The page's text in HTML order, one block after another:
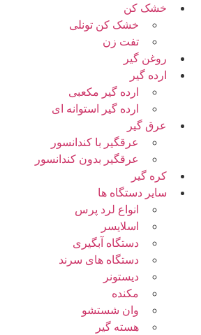
خشک کن
خشک کن تونلی
تفت زن
روغن گیر
ارده گیر
ارده گیر مکعبی
ارده گیر استوانه ای
عرق گیر
عرقگیر با کندانسور
عرقگیر بدون کندانسور
کره گیر
سایر دستگاه ها
انواع لرد پرس
اسلایسر
دستگاه آبگیری
دستگاه های سرند
دیستونر
مکنده
وان شستشو
هسته گیر